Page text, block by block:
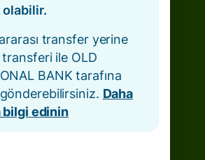
olabilir.
transfer yerine
transferi ile OLD
BANK tarafına
Daha
bilgi edinin